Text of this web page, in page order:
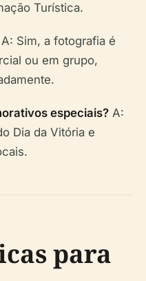
Turística.
A: Sim, a fotografia é
ou em grupo,
especiais? A:
Dia da Vitória e
para